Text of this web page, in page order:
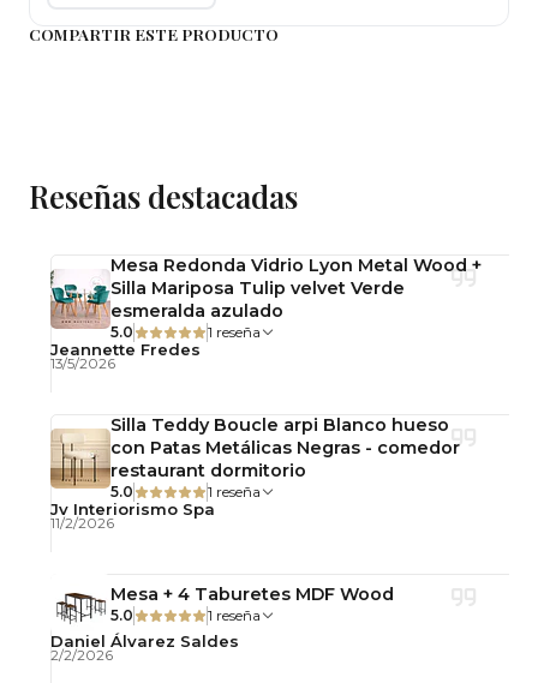
Tapiz en eco-cuero de alta calidad
elegante
Diseño acolchado y confortable
Habilidades Desarrolladas:
jornadas
Facilita concentración y productividad
Optimiza cualquier espacio de trabajo con
estilo
Comodidad superior con acolchado y eco-
cuero premium
COMPARTIR ESTE PRODUCTO
Reseñas destacadas
Mesa Redonda Vidrio Lyon Metal Wood +
Silla Mariposa Tulip velvet Verde
esmeralda azulado
5.0 1 reseña
Jeannette Fredes
13/5/2026
Silla Teddy Boucle arpi Blanco hueso
con Patas Metálicas Negras - comedor
restaurant dormitorio
5.0 1 reseña
Jv Interiorismo Spa
11/2/2026
Mesa + 4 Taburetes MDF Wood
5.0 1 reseña
Daniel Álvarez Saldes
2/2/2026